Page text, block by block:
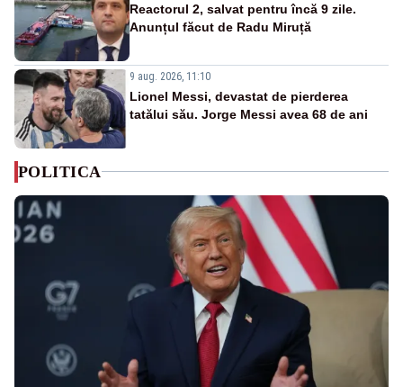
Reactorul 2, salvat pentru încă 9 zile.
Anunțul făcut de Radu Miruță
9 aug. 2026, 11:10
Lionel Messi, devastat de pierderea
tatălui său. Jorge Messi avea 68 de ani
POLITICA